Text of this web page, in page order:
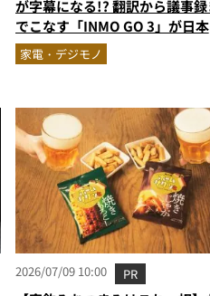
が字幕になる!? 翻訳から議事録
でこなす「INMO GO 3」が日
陸家電・デジモノ
2026/07/09 10:00 PR